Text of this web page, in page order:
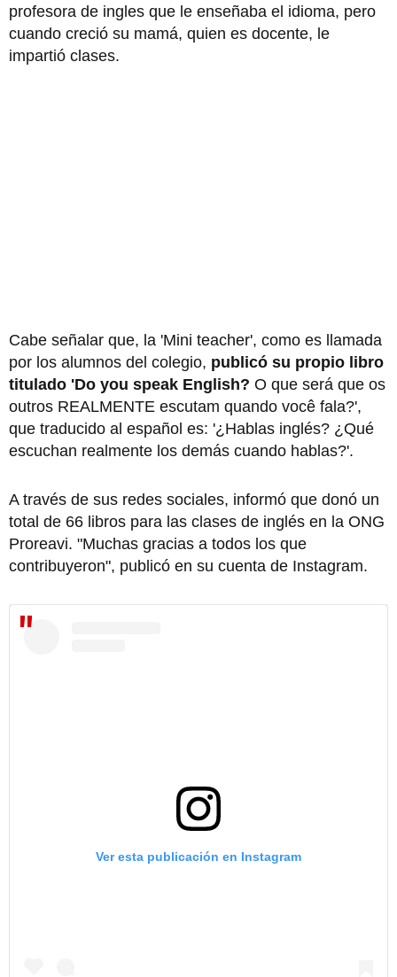
profesora de ingles que le enseñaba el idioma, pero
cuando creció su mamá, quien es docente, le
impartió clases.
Cabe señalar que, la 'Mini teacher', como es llamada
por los alumnos del colegio, publicó su propio libro
titulado 'Do you speak English? O que será que os
outros REALMENTE escutam quando você fala?',
que traducido al español es: '¿Hablas inglés? ¿Qué
escuchan realmente los demás cuando hablas?'.
A través de sus redes sociales, informó que donó un
total de 66 libros para las clases de inglés en la ONG
Proreavi. "Muchas gracias a todos los que
contribuyeron", publicó en su cuenta de Instagram.
Ver esta publicación en Instagram